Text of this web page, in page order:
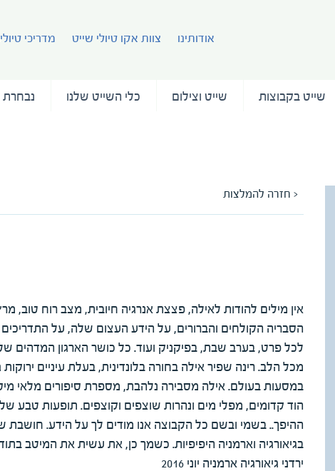
אודותינו צוות אקו טיולי שייט מדריכי
שייט בקבוצות שייט וצילום כלי השייט שלנו נבחרת
< חזרה להמלצות
אין מילים להודות לאילה, פצצת אנרגיה חיובית, מצב רוח
הסבריה הקולחים והברורים, על הידע העצום שלה, על
לכל פרט, בערב שבת, בפיקניק ועוד. כל כושר הארגון המדהים
מכל הלב. רינה שפיר אילה בחורה בלונדינית, בעלת עיניים
במסעות בעולם. אילה מסבירה נלהבת, מספרת סיפורים מלאי
הוד קדומים, מפלי מים ונהרות שוצפים וקוצפים. תופעות טבע
ההיפך.. בשמי ובשם כל הקבוצה אנו מודים לך על הידע.
בגיאורגיה וארמניה היפיפיות. כשמך כן, את עשית את המיטב
ירדני גיאורגיה ארמניה יוני 2016